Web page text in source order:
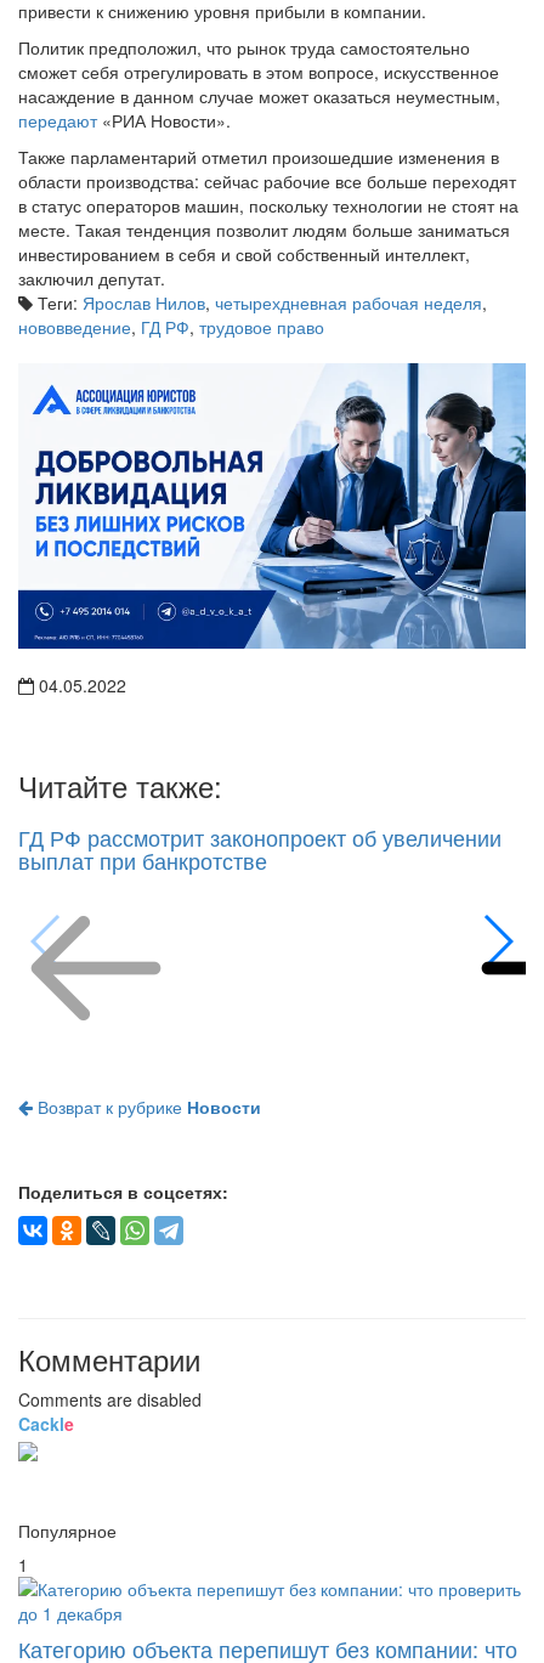
Политик предположил, что рынок труда самостоятельно
сможет себя отрегулировать в этом вопросе, искусственное
насаждение в данном случае может оказаться неуместным,
передают«РИА Новости».
Также парламентарий отметил произошедшие изменения в
области производства: сейчас рабочие все больше переходят
в статус операторов машин, поскольку технологии не стоят на
месте. Такая тенденция позволит людям больше заниматься
инвестированием в себя и свой собственный интеллект,
заключил депутат.
Теги:Ярослав Нилов
нововведение,ГД РФ,трудовое право
выплат при банкротстве
Comments are disabled
Cackle
1
Категорию объекта перепишут без компании: что
проверить до 1 декабря